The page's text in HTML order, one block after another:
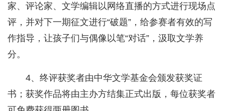
家、评论家、文学编辑以网络直播的方式进行现场点
评，并对下一期征文进行“破题”，给参赛者有效的写
作指导，让孩子们与偶像以笔“对话”，汲取文学养
分。
4、终评获奖者由中华文学基金会颁发获奖证
书；获奖作品将由主办方结集正式出版，每位获奖者